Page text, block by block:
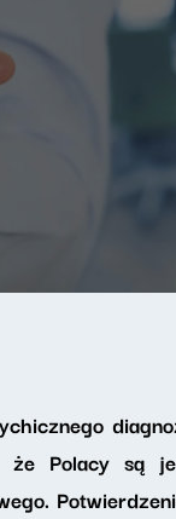
że Polacy są